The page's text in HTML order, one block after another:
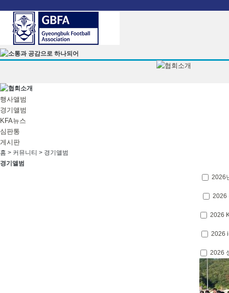
행사앨범
경기앨범
KFA뉴스
심판통
게시판
홈 > 커뮤니티 > 경기앨범
경기앨범
2026
2026
2026
2026
2026